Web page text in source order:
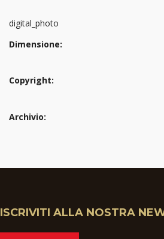
digital_photo
Dimensione:
Copyright:
Archivio:
ISCRIVITI ALLA NOSTRA